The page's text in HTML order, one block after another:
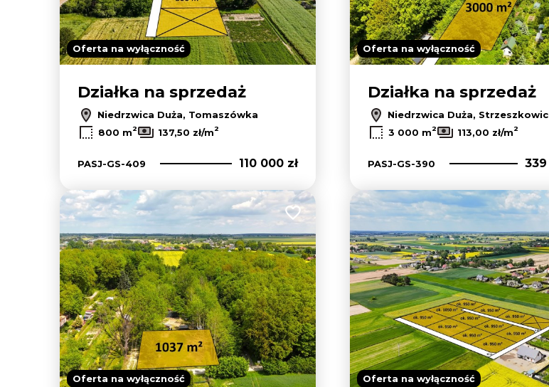
Oferta na wyłączność
Działka na sprzedaż
Niedrzwica Duża, Tomaszówka
800 m2 137,50 zł/m2
PASJ-GS-409 110 000 zł
Oferta na wyłączność
Działka na sprzedaż
Niedrzwica Duża,
3 000 m2 113,00 zł/m2
PASJ-GS-390 339
Oferta na wyłączność
Dodaj do ulubionych
Oferta na wyłączność